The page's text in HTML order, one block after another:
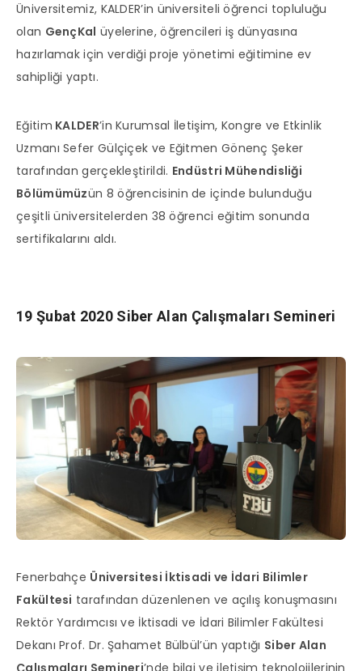
Üniversitemiz, KALDER’in üniversiteli öğrenci topluluğu
olan GençKal üyelerine, öğrencileri iş dünyasına
hazırlamak için verdiği proje yönetimi eğitimine ev
sahipliği yaptı.
Eğitim KALDER’in Kurumsal İletişim, Kongre ve Etkinlik
Uzmanı Sefer Gülçiçek ve Eğitmen Gönenç Şeker
tarafından gerçekleştirildi. Endüstri Mühendisliği
Bölümümüzün 8 öğrencisinin de içinde bulunduğu
çeşitli üniversitelerden 38 öğrenci eğitim sonunda
sertifikalarını aldı.
19 Şubat 2020 Siber Alan Çalışmaları Semineri
Fenerbahçe Üniversitesi İktisadi ve İdari Bilimler
Fakültesi tarafından düzenlenen ve açılış konuşmasını
Rektör Yardımcısı ve İktisadi ve İdari Bilimler Fakültesi
Dekanı Prof. Dr. Şahamet Bülbül’ün yaptığı Siber Alan